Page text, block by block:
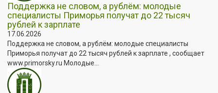
Поддержка не словом, а рублём: молодые
специалисты Приморья получат до 22 тысяч
рублей к зарплате
17.06.2026
Поддержка не словом, а рублём: молодые специалисты
Приморья получат до 22 тысяч рублей к зарплате , сообщает
www.primorsky.ru Молодые...